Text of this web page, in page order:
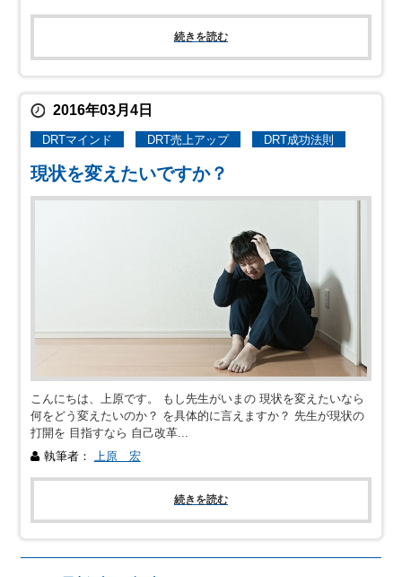
続きを読む
2016年03月4日
DRTマインド DRT売上アップ DRT成功法則
現状を変えたいですか？
こんにちは、上原です。 もし先生がいまの 現状を変えたいなら
何をどう変えたいのか？ を具体的に言えますか？ 先生が現状の
打開を 目指すなら 自己改革...
執筆者：
上原 宏
続きを読む